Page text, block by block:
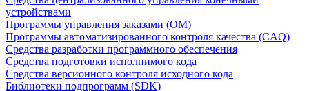
устройствами
Программы управления заказами (OM)
Программы автоматизированного контроля качества (CAQ)
Средства разработки программного обеспечения
Средства подготовки исполнимого кода
Средства версионного контроля исходного кода
Библиотеки подпрограмм (SDK)